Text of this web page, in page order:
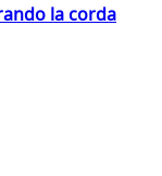
la corda